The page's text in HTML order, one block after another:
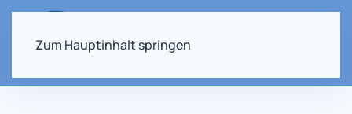
Zum Hauptinhalt springen